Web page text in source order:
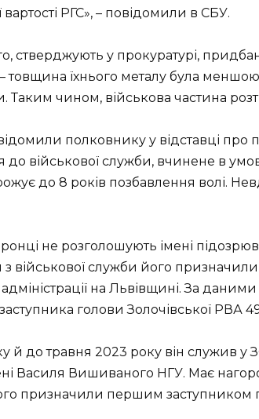
вартості РГС», – повідомили в СБУ.
стверджують у прокуратурі,
товщина їхнього металу була
Таким чином, військова частина
полковнику у відставці про
до військової служби, вчинене в
до 8 років позбавлення волі.
не розголошують імені
з військової служби його
на Львівщині. За
голови Золочівської РВА
й до травня 2023 року він служив
Василя Вишиваного НГУ. Має
призначили першим заступником